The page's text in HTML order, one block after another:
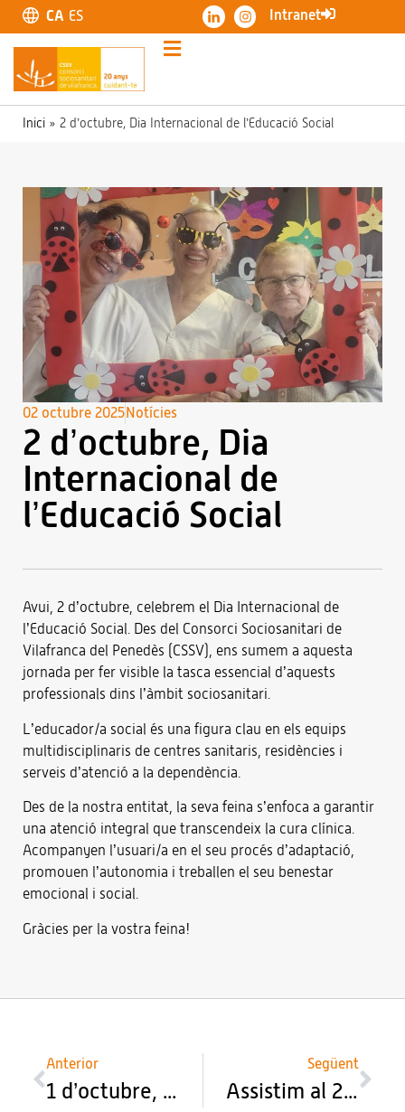
CA ES Intranet
Inici » 2 d’octubre, Dia Internacional de l’Educació Social
02 octubre 2025Notícies
2 d’octubre, Dia
Internacional de
l’Educació Social
Avui, 2 d’octubre, celebrem el Dia Internacional de
l’Educació Social. Des del Consorci Sociosanitari de
Vilafranca del Penedès (CSSV), ens sumem a aquesta
jornada per fer visible la tasca essencial d’aquests
professionals dins l’àmbit sociosanitari.
L’educador/a social és una figura clau en els equips
multidisciplinaris de centres sanitaris, residències i
serveis d’atenció a la dependència.
Des de la nostra entitat, la seva feina s’enfoca a garantir
una atenció integral que transcendeix la cura clínica.
Acompanyen l’usuari/a en el seu procés d’adaptació,
promouen l’autonomia i treballen el seu benestar
emocional i social.
Gràcies per la vostra feina!
Anterior
1 d’octubre, Dia Internacional de la Gent Gran
Següent
Assistim al 2n Congrés de Salut i Món Local